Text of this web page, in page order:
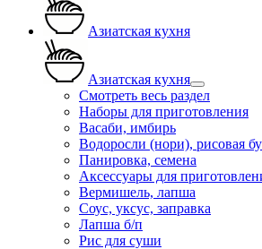
Азиатская кухня
Азиатская кухня
Смотреть весь раздел
Наборы для приготовления
Васаби, имбирь
Водоросли (нори), рисовая
Панировка, семена
Аксессуары для
Вермишель, лапша
Соус, уксус, заправка
Лапша б/п
Рис для суши